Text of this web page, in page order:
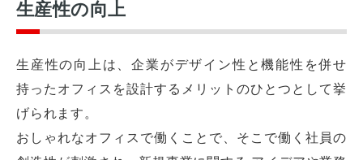
生産性の向上
生産性の向上は、企業がデザイン性と機能性を併せ
持ったオフィスを設計するメリットのひとつとして挙
げられます。
おしゃれなオフィスで働くことで、そこで働く社員の